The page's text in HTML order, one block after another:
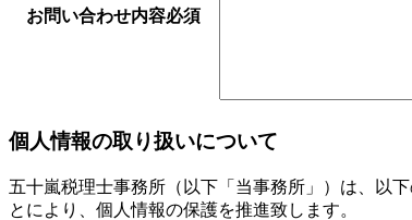
お問い合わせ内容必須
個人情報の取り扱いについて
五十嵐税理士事務所（以下「当事務所」）は、以
とにより、個人情報の保護を推進致します。